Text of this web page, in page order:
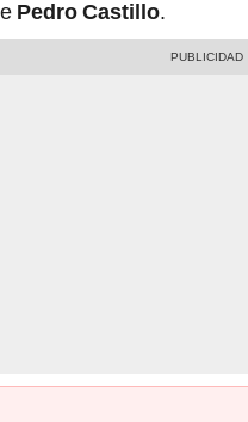
Pedro Castillo.